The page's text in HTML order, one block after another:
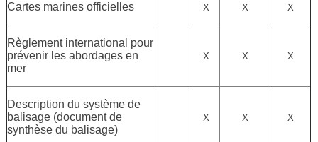
Cartes marines officielles X X X
Règlement international pour
prévenir les abordages en
mer
X X X
Description du système de
balisage (document de
synthèse du balisage)
X X X